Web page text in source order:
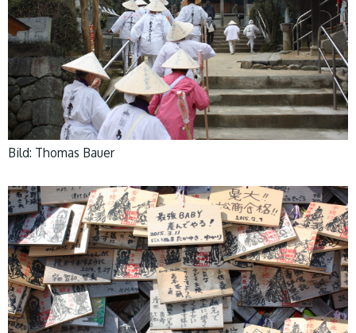
Bild: Thomas Bauer